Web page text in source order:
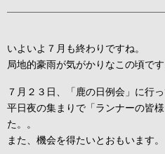
いよいよ７月も終わりですね。
局地的豪雨が気がかりなこの頃です
７月２３日、「鹿の日例会」に行っ
平日夜の集まりで「ランナーの皆
た。。
また、機会を得たいとおもいます。